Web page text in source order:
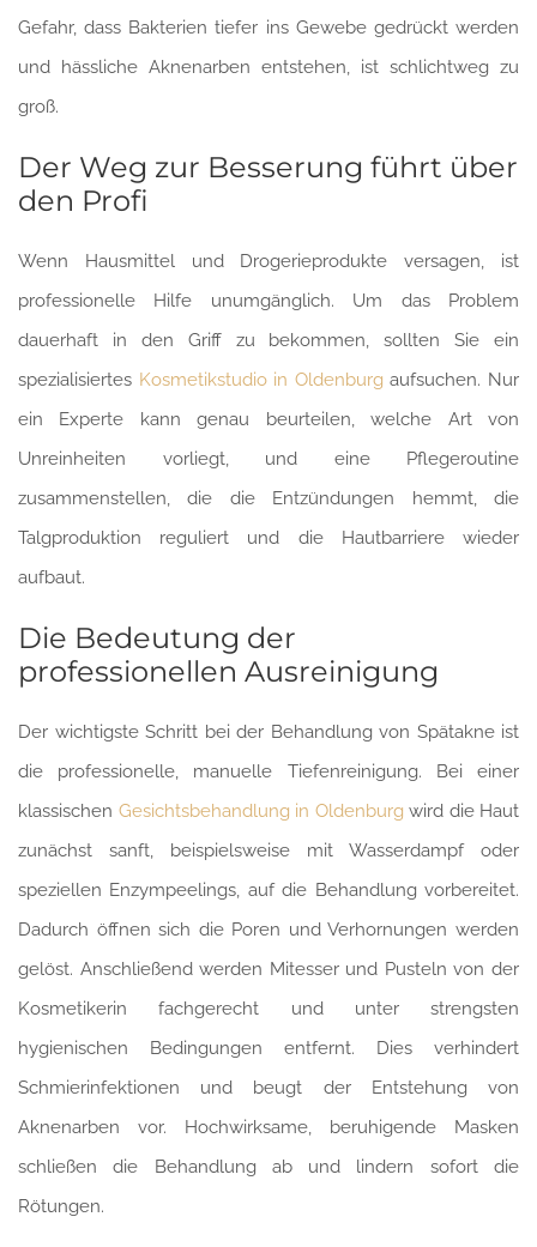
Gefahr, dass Bakterien tiefer ins Gewebe gedrückt werden
und hässliche Aknenarben entstehen, ist schlichtweg zu
groß.
Der Weg zur Besserung führt über
den Profi
Wenn Hausmittel und Drogerieprodukte versagen, ist
professionelle Hilfe unumgänglich. Um das Problem
dauerhaft in den Griff zu bekommen, sollten Sie ein
spezialisiertes Kosmetikstudio in Oldenburg aufsuchen. Nur
ein Experte kann genau beurteilen, welche Art von
Unreinheiten vorliegt, und eine Pflegeroutine
zusammenstellen, die die Entzündungen hemmt, die
Talgproduktion reguliert und die Hautbarriere wieder
aufbaut.
Die Bedeutung der
professionellen Ausreinigung
Der wichtigste Schritt bei der Behandlung von Spätakne ist
die professionelle, manuelle Tiefenreinigung. Bei einer
klassischen Gesichtsbehandlung in Oldenburg wird die Haut
zunächst sanft, beispielsweise mit Wasserdampf oder
speziellen Enzympeelings, auf die Behandlung vorbereitet.
Dadurch öffnen sich die Poren und Verhornungen werden
gelöst. Anschließend werden Mitesser und Pusteln von der
Kosmetikerin fachgerecht und unter strengsten
hygienischen Bedingungen entfernt. Dies verhindert
Schmierinfektionen und beugt der Entstehung von
Aknenarben vor. Hochwirksame, beruhigende Masken
schließen die Behandlung ab und lindern sofort die
Rötungen.